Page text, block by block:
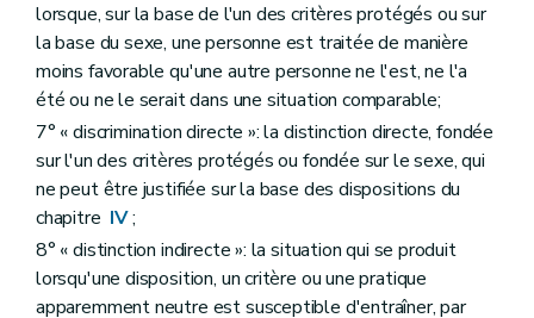
lorsque, sur la base de l'un des critères protégés ou sur
la base du sexe, une personne est traitée de manière
moins favorable qu'une autre personne ne l'est, ne l'a
été ou ne le serait dans une situation comparable;
7° « discrimination directe »: la distinction directe, fondée
sur l'un des critères protégés ou fondée sur le sexe, qui
ne peut être justifiée sur la base des dispositions du
chapitre IV;
8° « distinction indirecte »: la situation qui se produit
lorsqu'une disposition, un critère ou une pratique
apparemment neutre est susceptible d'entraîner, par